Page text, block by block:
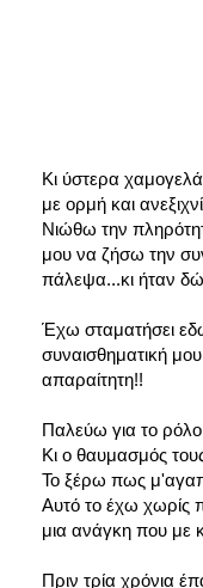
Κι ύστερα
με ορμή και
Νιώθω την
μου να ζήσω την
πάλεψα...κι ήταν
Έχω σταματήσει
συναισθηματική
απαραίτητη!!
Παλεύω για το ρόλο
Κι ο θαυμασμός
Το ξέρω πως
Αυτό το έχω χωρίς
μια ανάγκη που με
Πριν τρία χρόνια